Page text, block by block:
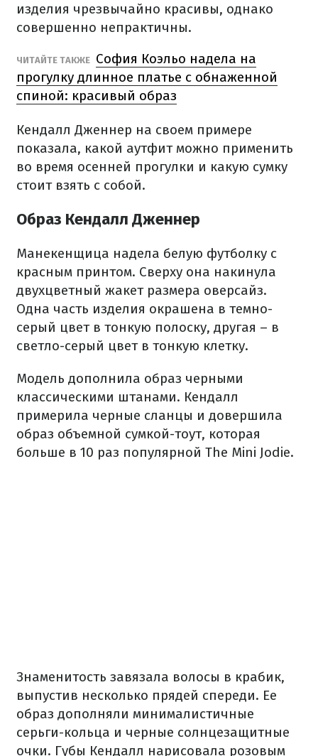
изделия чрезвычайно красивы, однако
совершенно непрактичны.
ЧИТАЙТЕ ТАКЖЕ София Коэльо надела на
прогулку длинное платье с обнаженной
спиной: красивый образ
Кендалл Дженнер на своем примере
показала, какой аутфит можно применить
во время осенней прогулки и какую сумку
стоит взять с собой.
Образ Кендалл Дженнер
Манекенщица надела белую футболку с
красным принтом. Сверху она накинула
двухцветный жакет размера оверсайз.
Одна часть изделия окрашена в темно-
серый цвет в тонкую полоску, другая – в
светло-серый цвет в тонкую клетку.
Модель дополнила образ черными
классическими штанами. Кендалл
примерила черные сланцы и довершила
образ объемной сумкой-тоут, которая
больше в 10 раз популярной The Mini Jodie.
Знаменитость завязала волосы в крабик,
выпустив несколько прядей спереди. Ее
образ дополняли минималистичные
серьги-кольца и черные солнцезащитные
очки. Губы Кендалл нарисовала розовым